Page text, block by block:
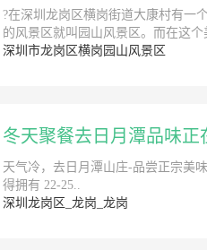
?在深圳龙岗区横岗街道大康村有一
的风景区就叫园山风景区。而在这个
深圳市龙岗区横岗园山风景区
冬天聚餐去日月潭品味正
天气冷，去日月潭山庄-品尝正宗美
得拥有 22-25..
深圳龙岗区_龙岗_龙岗